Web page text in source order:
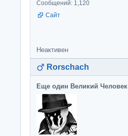
Сообщений: 1,120
Сайт
Неактивен
Rorschach
Еще один Великий Человек